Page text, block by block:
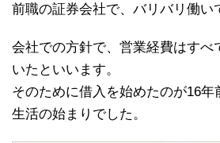
前職の証券会社で、バリバリ働い
会社での方針で、営業経費はすべ
いたといいます。
そのために借入を始めたのが16年
生活の始まりでした。